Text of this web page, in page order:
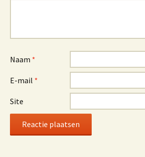
Naam *
E-mail *
Site